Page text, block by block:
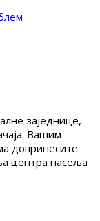
заједнице,
Вашим
допринесите
центра насеља